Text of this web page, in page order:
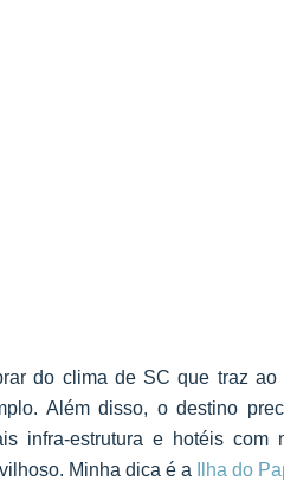
do clima de SC que traz
Além disso, o destino
infra-estrutura e hotéis com
Minha dica é a
Ilha do